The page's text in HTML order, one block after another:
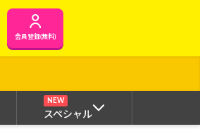
会員登録(無料)
NEW
スペシャル